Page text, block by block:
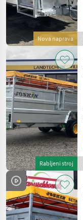
Nova naprava
Rabljeni stroj